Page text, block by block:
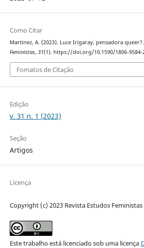
Como Citar
Martinez, A. (2023). Luce Irigaray, pensadora queer?.
Feministas, 31(1). https://doi.org/10.1590/1806-9584-
Fomatos de Citação
Edição
v. 31 n. 1 (2023)
Seção
Artigos
Licença
Copyright (c) 2023 Revista Estudos Feministas
Este trabalho está licenciado sob uma licença